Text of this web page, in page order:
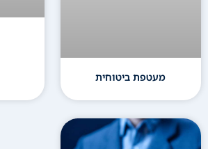
מעטפת ביטוחית